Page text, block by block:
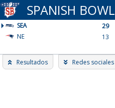
Skip
to
content
SPANISH BOWL
SEA
29
NE
13
Resultados Redes sociales